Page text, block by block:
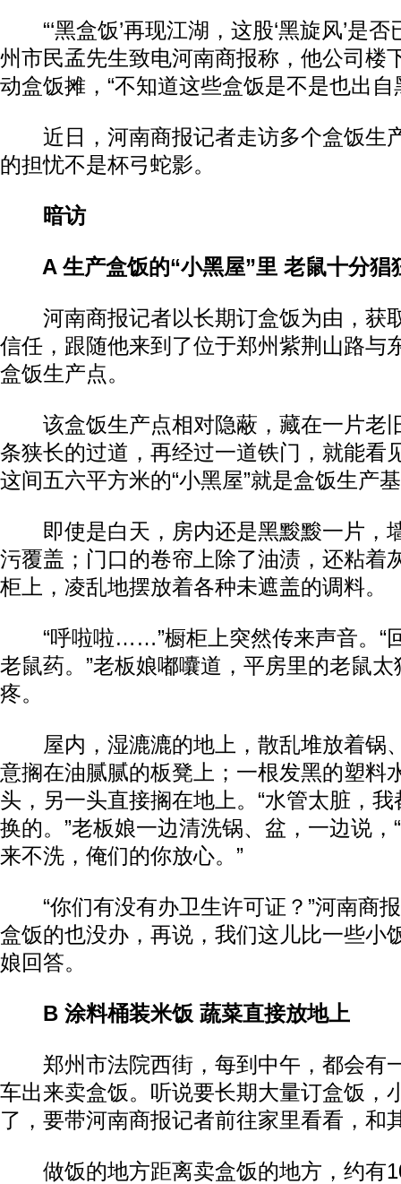
“‘黑盒饭’再现江湖，这股‘黑旋风’是否
州市民孟先生致电河南商报称，他公司楼
动盒饭摊，“不知道这些盒饭是不是也出自
近日，河南商报记者走访多个盒饭生
的担忧不是杯弓蛇影。
暗访
A 生产盒饭的“小黑屋”里 老鼠十分猖
河南商报记者以长期订盒饭为由，获
信任，跟随他来到了位于郑州紫荆山路与
盒饭生产点。
该盒饭生产点相对隐蔽，藏在一片老
条狭长的过道，再经过一道铁门，就能看
这间五六平方米的“小黑屋”就是盒饭生产
即使是白天，房内还是黑黢黢一片，
污覆盖；门口的卷帘上除了油渍，还粘着
柜上，凌乱地摆放着各种未遮盖的调料。
“呼啦啦……”橱柜上突然传来声音。“
老鼠药。”老板娘嘟囔道，平房里的老鼠
疼。
屋内，湿漉漉的地上，散乱堆放着锅
意搁在油腻腻的板凳上；一根发黑的塑料
头，另一头直接搁在地上。“水管太脏，
换的。”老板娘一边清洗锅、盆，一边说，
来不洗，俺们的你放心。”
“你们有没有办卫生许可证？”河南商报
盒饭的也没办，再说，我们这儿比一些小
娘回答。
B 涂料桶装米饭 蔬菜直接放地上
郑州市法院西街，每到中午，都会有
车出来卖盒饭。听说要长期大量订盒饭，
了，要带河南商报记者前往家里看看，和
做饭的地方距离卖盒饭的地方，约有